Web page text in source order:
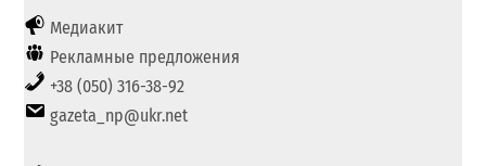
Медиакит
Рекламные предложения
+38 (050) 316-38-92
gazeta_np@ukr.net